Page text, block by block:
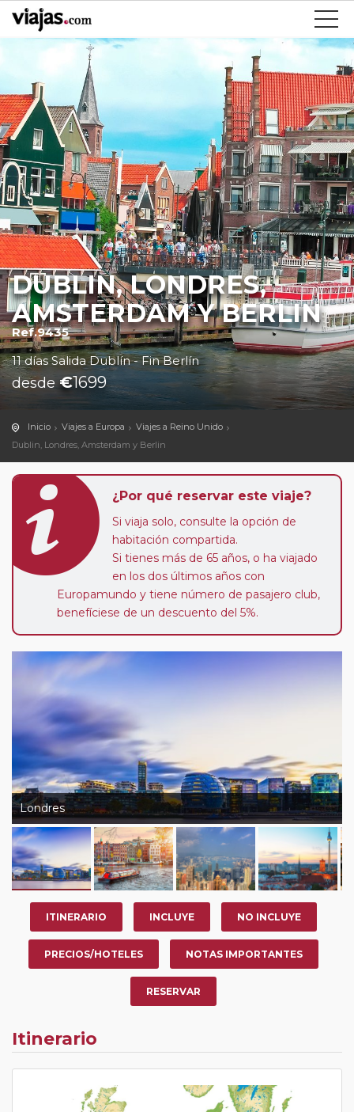
DUBLIN, LONDRES,
AMSTERDAM Y BERLIN
Ref.9435
11 días Salida Dublín - Fin Berlín
desde€1699
Inicio Viajes a Europa
Viajes a Reino Unido
Dublin, Londres, Amsterdam y Berlin
¿Por qué reservar este viaje?
Si viaja solo, consulte la opción de
habitación compartida.
Si tienes más de 65 años, o ha viajado
en los dos últimos años con
Europamundo y tiene número de pasajero club,
benefíciese de un descuento del 5%.
Londres
ITINERARIO INCLUYE NO INCLUYE
PRECIOS/HOTELES NOTAS IMPORTANTES
RESERVAR
Itinerario